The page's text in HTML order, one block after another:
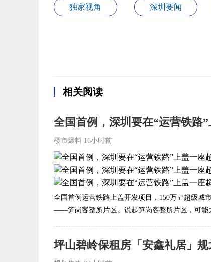
独家视角 深圳要闻
相关阅读
全国首例，深圳要在“运营铁路
楼市爆料 16小时前
全国首例运营铁路上盖开发项目，150万㎡超级城
——笋岗客整所片区。说起笋岗客整所片区，可能